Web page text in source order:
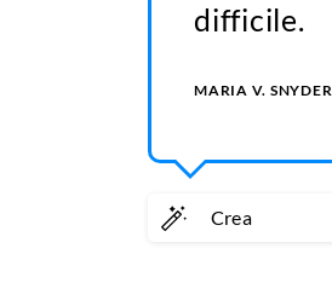
difficile.
MARIA V. SNYDER
Crea